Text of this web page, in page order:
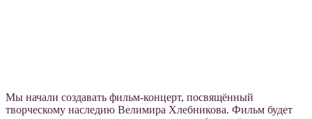
Мы начали создавать фильм-концерт, посвящённый
творческому наследию Велимира Хлебникова. Фильм будет